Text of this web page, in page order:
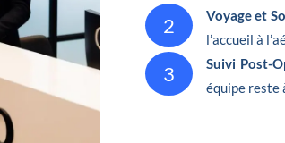
2 Voyage et
l’accueil à
3 Suivi Post-
équipe reste